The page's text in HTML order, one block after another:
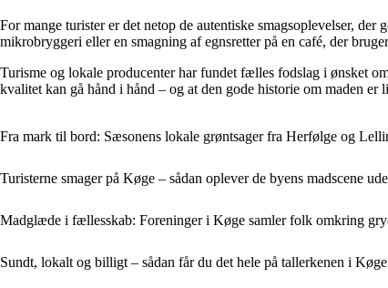
For mange turister er det netop de autentiske smagsoplevelser,
mikrobryggeri eller en smagning af egnsretter på en café, der
Turisme og lokale producenter har fundet fælles fodslag i ønsket
kvalitet kan gå hånd i hånd – og at den gode historie om maden er
Fra mark til bord: Sæsonens lokale grøntsager fra Herfølge og
Turisterne smager på Køge – sådan oplever de byens madscene
Madglæde i fællesskab: Foreninger i Køge samler folk omkring
Sundt, lokalt og billigt – sådan får du det hele på tallerkenen i Køge